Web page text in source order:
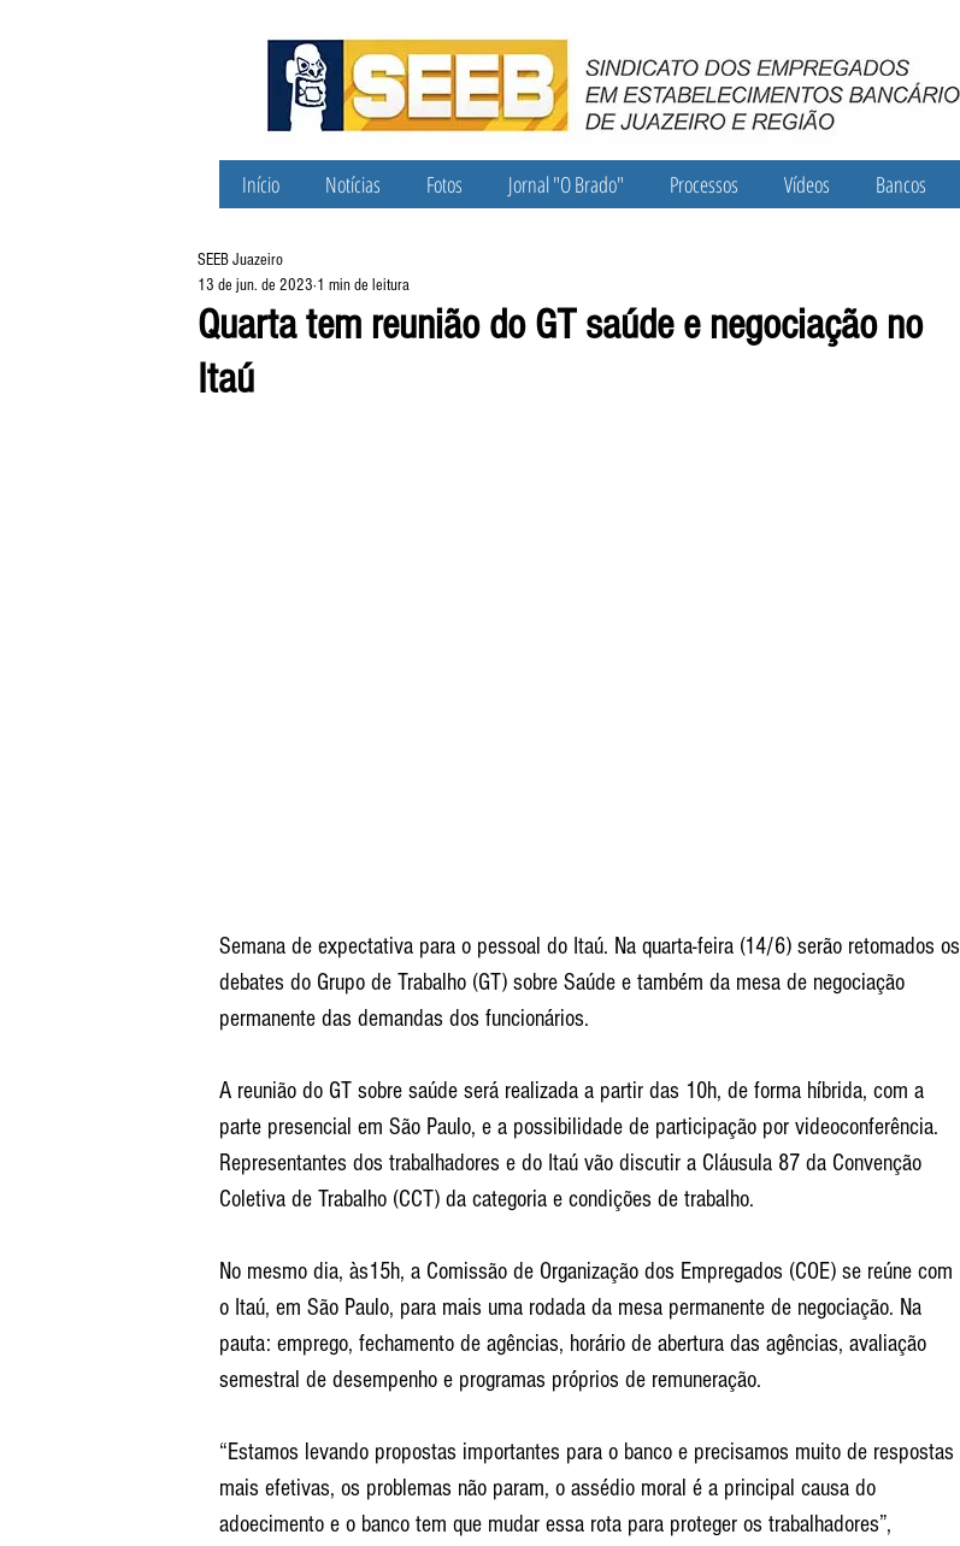
Início Notícias Fotos Jornal "O Brado" Processos Vídeos Bancos
Quarta tem reunião do GT saúde e negociação no
Itaú
SEEB Juazeiro
13 de jun. de 2023 1 min de leitura
Semana de expectativa para o pessoal do Itaú. Na quarta-feira (14/6) serão retomados os
debates do Grupo de Trabalho (GT) sobre Saúde e também da mesa de negociação
permanente das demandas dos funcionários.
A reunião do GT sobre saúde será realizada a partir das 10h, de forma híbrida, com a
parte presencial em São Paulo, e a possibilidade de participação por videoconferência.
Representantes dos trabalhadores e do Itaú vão discutir a Cláusula 87 da Convenção
Coletiva de Trabalho (CCT) da categoria e condições de trabalho.
No mesmo dia, às15h, a Comissão de Organização dos Empregados (COE) se reúne com
o Itaú, em São Paulo, para mais uma rodada da mesa permanente de negociação. Na
pauta: emprego, fechamento de agências, horário de abertura das agências, avaliação
semestral de desempenho e programas próprios de remuneração.
“Estamos levando propostas importantes para o banco e precisamos muito de respostas
mais efetivas, os problemas não param, o assédio moral é a principal causa do
adoecimento e o banco tem que mudar essa rota para proteger os trabalhadores”,